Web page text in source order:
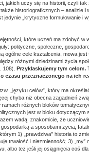
jakich uczy się na historii, czyli
historiograficznych – analizie i
„krytyczne formułowanie i
które uczeń ma zdobyć w
polityczne, społeczne,
ogólne cele kształcenia, mowa
różnymi dziedzinami życia
108). Przyklaskujemy tym celom.
czasu przeznaczonego na ich
„języku celów”, który ma
chyba niż obecna zagadnień
różnych bloków
jest w bloku dotyczącym
wadą: znakomicie, że
a sposobami życia;
1) „prawdziwa” historia to
trwałość i niezmienność; 3) „my”
albo też jeśli jej osiągnięcia coś